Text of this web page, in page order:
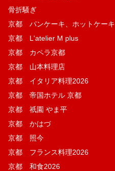
骨折騒ぎ
京都 パンケーキ、ホットケーキ
京都 L'atelier M plus
京都 カペラ京都
京都 山本料理店
京都 イタリア料理2026
京都 帝国ホテル 京都
京都 祇園 やま平
京都 かはづ
京都 照今
京都 フランス料理2026
京都 和食2026